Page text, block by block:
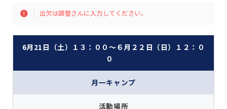
出欠は調整さんに入力してください。
6月21日（土）１３：００～６月２２日（日）１２：０
０
月一キャンプ
活動場所